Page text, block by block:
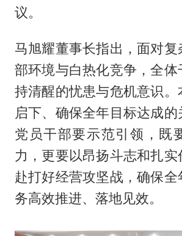
议。
马旭耀董事长指出，面对
部环境与白热化竞争，全体
持清醒的忧患与危机意识。
启下、确保全年目标达成的
党员干部要示范引领，既
力，更要以昂扬斗志和扎实
赴打好经营攻坚战，确保
务高效推进、落地见效。